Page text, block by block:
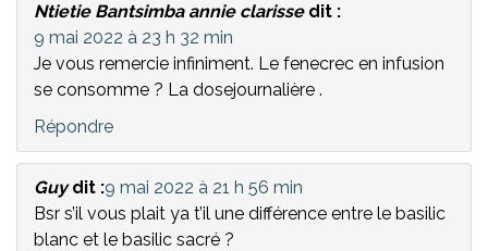
Ntietie Bantsimba annie clarisse dit :
9 mai 2022 à 23 h 32 min
Je vous remercie infiniment. Le fenecrec en infusion
se consomme ? La dosejournalière .
Répondre
Guy dit :9 mai 2022 à 21 h 56 min
Bsr s’il vous plait ya t’il une différence entre le basilic
blanc et le basilic sacré ?